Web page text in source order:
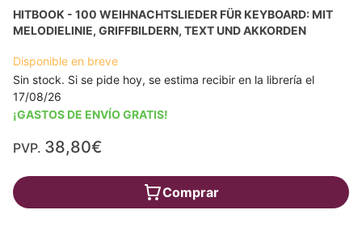
HITBOOK - 100 WEIHNACHTSLIEDER FÜR KEYBOARD: MIT
MELODIELINIE, GRIFFBILDERN, TEXT UND AKKORDEN
Disponible en breve
Sin stock. Si se pide hoy, se estima recibir en la librería el
17/08/26
¡GASTOS DE ENVÍO GRATIS!
PVP. 38,80€
Comprar